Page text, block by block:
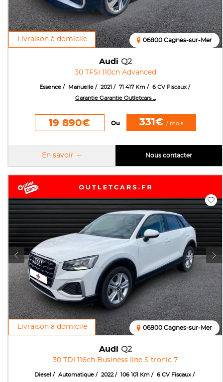
Livraison à domicile
Audi Q2
30 TFSI 110ch Advanced
06800 Cagnes-sur-Mer
Essence Manuelle 2021 71 417 Km
6 CV Fiscaux
Garantie Garantie Outletcars ...
19 890€ Ou 331€ / mois
En savoir Nous contacter
Livraison à domicile
Audi Q2
30 TDI 116ch Business line S tronic 7
06800 Cagnes-sur-Mer
Diesel Automatique 2022 106 101 Km
6 CV Fiscaux